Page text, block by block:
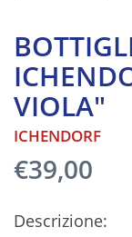
VIOLA"
ICHENDORF
€39,00
Descrizione: